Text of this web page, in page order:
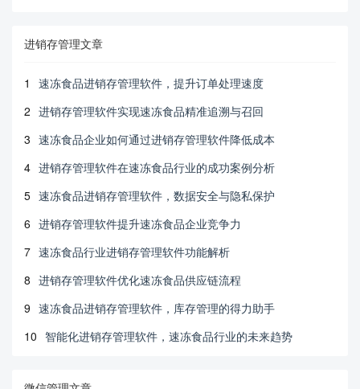
进销存管理文章
1
速冻食品进销存管理软件，提升订单处理速度
2 进销存管理软件实现速冻食品精准追溯与召回
3 速冻食品企业如何通过进销存管理软件降低成本
4 进销存管理软件在速冻食品行业的成功案例分析
5 速冻食品进销存管理软件，数据安全与隐私保护
6 进销存管理软件提升速冻食品企业竞争力
7 速冻食品行业进销存管理软件功能解析
8 进销存管理软件优化速冻食品供应链流程
9 速冻食品进销存管理软件，库存管理的得力助手
10 智能化进销存管理软件，速冻食品行业的未来趋势